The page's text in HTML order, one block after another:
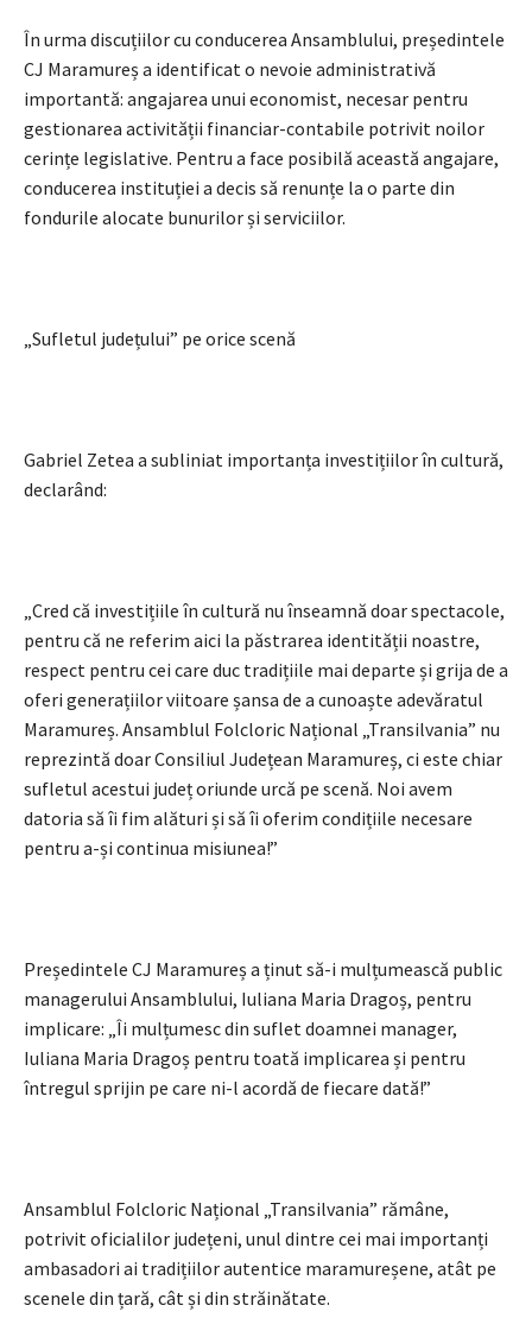
În urma discuțiilor cu conducerea Ansamblului, președintele
CJ Maramureș a identificat o nevoie administrativă
importantă: angajarea unui economist, necesar pentru
gestionarea activității financiar-contabile potrivit noilor
cerințe legislative. Pentru a face posibilă această angajare,
conducerea instituției a decis să renunțe la o parte din
fondurile alocate bunurilor și serviciilor.
„Sufletul județului” pe orice scenă
Gabriel Zetea a subliniat importanța investițiilor în cultură,
declarând:
„Cred că investițiile în cultură nu înseamnă doar spectacole,
pentru că ne referim aici la păstrarea identității noastre,
respect pentru cei care duc tradițiile mai departe și grija de a
oferi generațiilor viitoare șansa de a cunoaște adevăratul
Maramureș. Ansamblul Folcloric Național „Transilvania” nu
reprezintă doar Consiliul Județean Maramureș, ci este chiar
sufletul acestui județ oriunde urcă pe scenă. Noi avem
datoria să îi fim alături și să îi oferim condițiile necesare
pentru a-și continua misiunea!”
Președintele CJ Maramureș a ținut să-i mulțumească public
managerului Ansamblului, Iuliana Maria Dragoș, pentru
implicare: „Îi mulțumesc din suflet doamnei manager,
Iuliana Maria Dragoș pentru toată implicarea și pentru
întregul sprijin pe care ni-l acordă de fiecare dată!”
Ansamblul Folcloric Național „Transilvania” rămâne,
potrivit oficialilor județeni, unul dintre cei mai importanți
ambasadori ai tradițiilor autentice maramureșene, atât pe
scenele din țară, cât și din străinătate.